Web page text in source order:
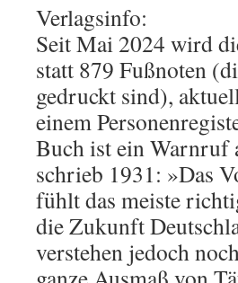
Verlagsinfo:
Seit Mai 2024 wird
statt 879 Fußnoten
gedruckt sind),
einem
Buch ist ein Warnruf
schrieb 1931: »Das
fühlt das meiste
die Zukunft
verstehen jedoch